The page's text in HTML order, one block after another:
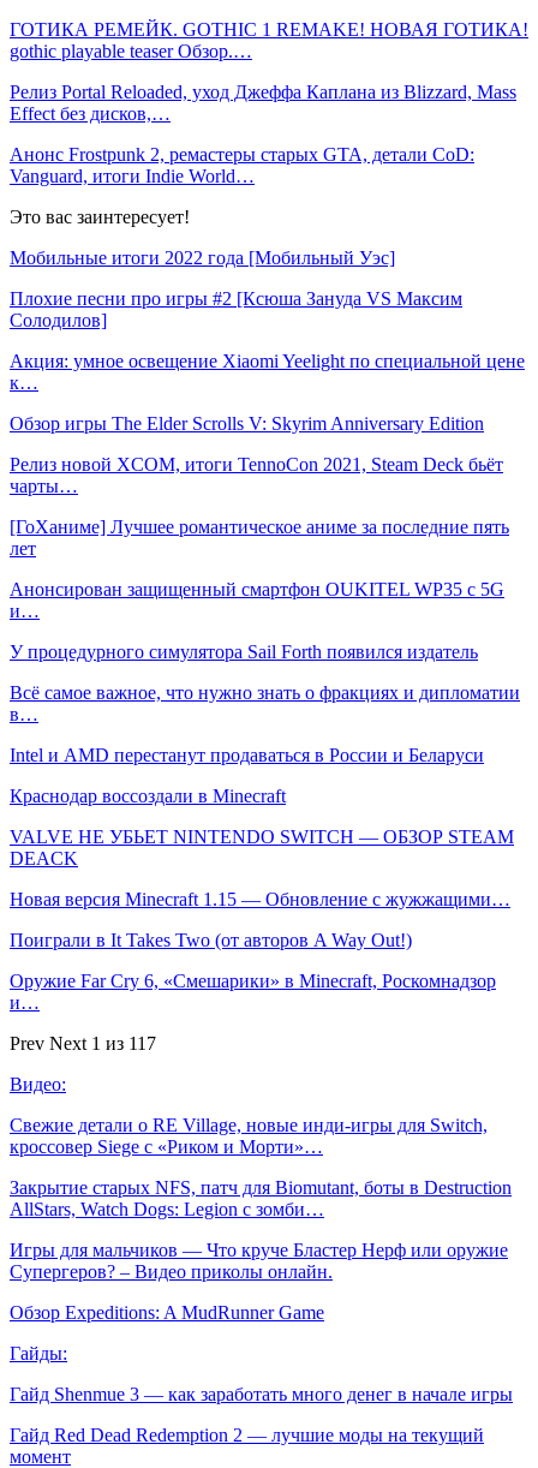
ГОТИКА РЕМЕЙК. GOTHIC 1 REMAKE! НОВАЯ ГОТИКА!
gothic playable teaser Обзор.…
Релиз Portal Reloaded, уход Джеффа Каплана из Blizzard, Mass
Effect без дисков,…
Анонс Frostpunk 2, ремастеры старых GTA, детали CoD:
Vanguard, итоги Indie World…
Это вас заинтересует!
Мобильные итоги 2022 года [Мобильный Уэс]
Плохие песни про игры #2 [Ксюша Зануда VS Максим
Солодилов]
Акция: умное освещение Xiaomi Yeelight по специальной цене
к…
Обзор игры The Elder Scrolls V: Skyrim Anniversary Edition
Релиз новой XCOM, итоги TennoCon 2021, Steam Deck бьёт
чарты…
[ГоХаниме] Лучшее романтическое аниме за последние пять
лет
Анонсирован защищенный смартфон OUKITEL WP35 с 5G
и…
У процедурного симулятора Sail Forth появился издатель
Всё самое важное, что нужно знать о фракциях и дипломатии
в…
Intel и AMD перестанут продаваться в России и Беларуси
Краснодар воссоздали в Minecraft
VALVE НЕ УБЬЕТ NINTENDO SWITCH — ОБЗОР STEAM
DEACK
Новая версия Minecraft 1.15 — Обновление с жужжащими…
Поиграли в It Takes Two (от авторов A Way Out!)
Оружие Far Cry 6, «Смешарики» в Minecraft, Роскомнадзор
и…
Prev Next 1 из 117
Видео:
Свежие детали о RE Village, новые инди-игры для Switch,
кроссовер Siege с «Риком и Морти»…
Закрытие старых NFS, патч для Biomutant, боты в Destruction
AllStars, Watch Dogs: Legion с зомби…
Игры для мальчиков — Что круче Бластер Нерф или оружие
Супергеров? – Видео приколы онлайн.
Обзор Expeditions: A MudRunner Game
Гайды:
Гайд Shenmue 3 — как заработать много денег в начале игры
Гайд Red Dead Redemption 2 — лучшие моды на текущий
момент